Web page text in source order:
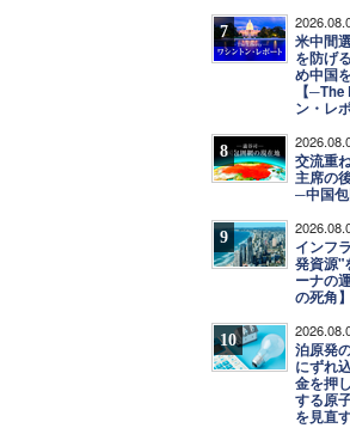
7
米中間
を防げ
め中国
【
ン・レ
8
交流重
主席の
─中国包
9
インフ
発資源"
ーナの
の死角】
10
泊原発
にずれ
金を押
する原
を見直